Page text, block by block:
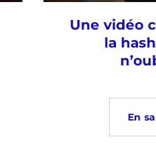
Une vidéo
la
En